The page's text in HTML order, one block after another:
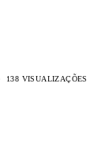
138 VISUALIZAÇÕES